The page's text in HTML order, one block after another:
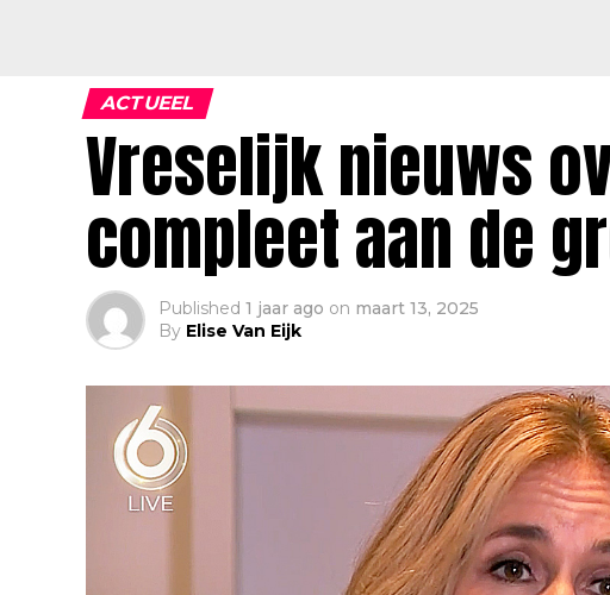
ACTUEEL
Vreselijk nieuws
compleet aan de
Published 1 jaar ago on maart 13, 2025
By Elise Van Eijk